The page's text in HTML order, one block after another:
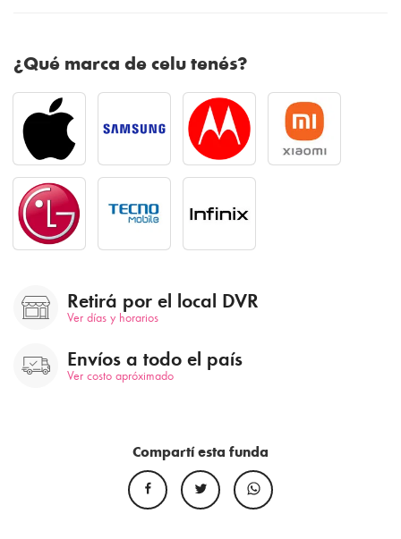
¿Qué marca de celu tenés?
Retirá por el local DVR
Ver días y horarios
Envíos a todo el país
Ver costo apróximado
Compartí esta funda